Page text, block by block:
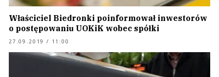
Właściciel Biedronki poinformował inwestorów
o postępowaniu UOKiK wobec spółki
27.09.2019 / 11:00